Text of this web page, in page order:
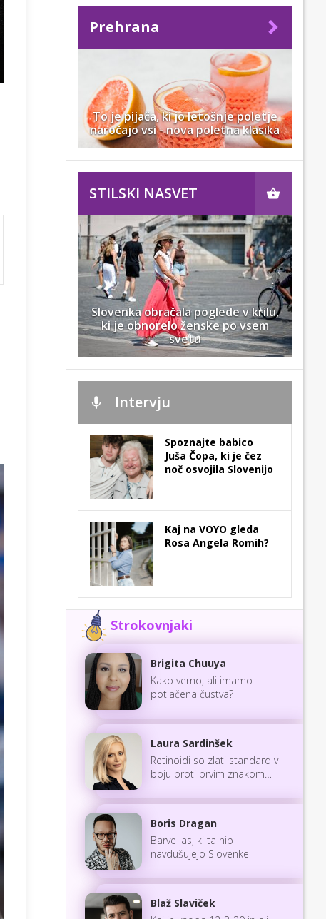
Prehrana
To je pijača, ki jo letošnje poletje
naročajo vsi - nova poletna klasika
STILSKI NASVET
Slovenka obračala poglede v krilu,
ki je obnorelo ženske po vsem
svetu
Intervju
Spoznajte babico
Juša Čopa, ki je čez
noč osvojila Slovenijo
Kaj na VOYO gleda
Rosa Angela Romih?
Strokovnjaki
Brigita Chuuya
Kako vemo, ali imamo
potlačena čustva?
Laura Sardinšek
Retinoidi so zlati standard v
boju proti prvim znakom
Boris Dragan
Barve las, ki ta hip
navdušujejo Slovenke
Blaž Slaviček